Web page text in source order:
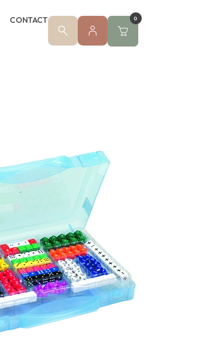
CONTACT 0